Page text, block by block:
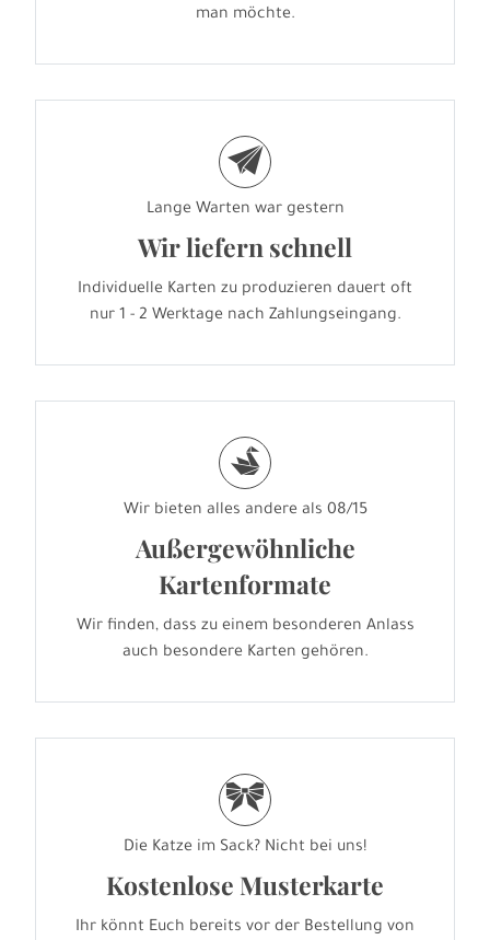
man möchte.
e
Lange Warten war gestern
Wir liefern schnell
Individuelle Karten zu produzieren dauert oft
nur 1 - 2 Werktage nach Zahlungseingang.
s
Wir bieten alles andere als 08/15
Außergewöhnliche
Kartenformate
Wir finden, dass zu einem besonderen Anlass
auch besondere Karten gehören.
r
Die Katze im Sack? Nicht bei uns!
Kostenlose Musterkarte
Ihr könnt Euch bereits vor der Bestellung von